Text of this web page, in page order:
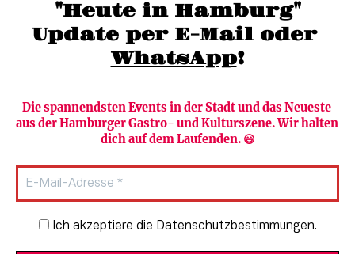
"Heute in Hamburg"
Update per E-Mail oder
WhatsApp!
Die spannendsten Events in der Stadt und das Neueste
aus der Hamburger Gastro- und Kulturszene. Wir halten
dich auf dem Laufenden. 😃
Newsletter-Anmeldung
Ich akzeptiere die Datenschutzbestimmungen.
Newsletter abonnieren
HAMBURG PUR